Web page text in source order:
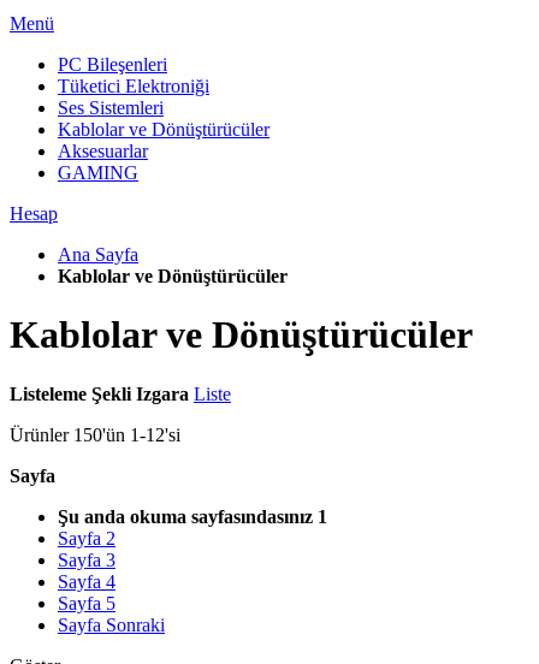
Menü
PC Bileşenleri
Tüketici Elektroniği
Ses Sistemleri
Kablolar ve Dönüştürücüler
Aksesuarlar
GAMING
Hesap
Ana Sayfa
Kablolar ve Dönüştürücüler
Kablolar ve Dönüştürücüler
Listeleme Şekli Izgara Liste
Ürünler 150'ün 1-12'si
Sayfa
Şu anda okuma sayfasındasınız 1
Sayfa 2
Sayfa 3
Sayfa 4
Sayfa 5
Sayfa Sonraki